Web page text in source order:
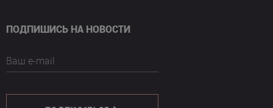
ПОДПИШИСЬ НА НОВОСТИ
Ваш e-mail